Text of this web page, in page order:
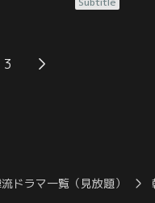
ルムのもと
としながら
ヨルム。だ
あり…。
を痛める。そん
3
ドラマ一覧（見放題）